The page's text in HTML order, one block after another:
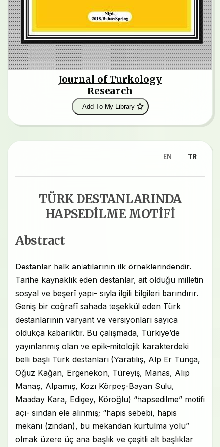
Journal of Turkology
Research
Add To My Library
EN TR
TÜRK DESTANLARINDA
HAPSEDİLME MOTİFİ
Abstract
Destanlar halk anlatılarının ilk örneklerindendir.
Tarihe kaynaklık eden destanlar, ait olduğu milletin
sosyal ve beşerî yapı- sıyla ilgili bilgileri barındırır.
Geniş bir coğrafî sahada teşekkül eden Türk
destanlarının varyant ve versiyonları sayıca
oldukça kabarıktır. Bu çalışmada, Türkiye’de
yayınlanmış olan ve epik-mitolojik karakterdeki
belli başlı Türk destanları (Yaratılış, Alp Er Tunga,
Oğuz Kağan, Ergenekon, Türeyiş, Manas, Alıp
Manaş, Alpamış, Kozı Körpeş-Bayan Sulu,
Maaday Kara, Edigey, Köroğlu) “hapsedilme” motifi
açı- sından ele alınmış; “hapis sebebi, hapis
mekanı (zindan), bu mekandan kurtulma yolu”
olmak üzere üç ana başlık ve çeşitli alt başlıklar